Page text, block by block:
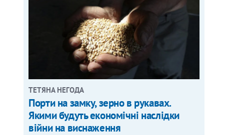
ТЕТЯНА НЕГОДА
Порти на замку, зерно в рукавах.
Якими будуть економічні наслідки
війни на виснаження